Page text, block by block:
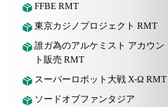
FFBE RMT
東京カジノプロジェクト RMT
誰ガ為のアルケミスト アカウン
ト販売 RMT
スーパーロボット大戦 X-Ω RMT
ソードオブファンタジア